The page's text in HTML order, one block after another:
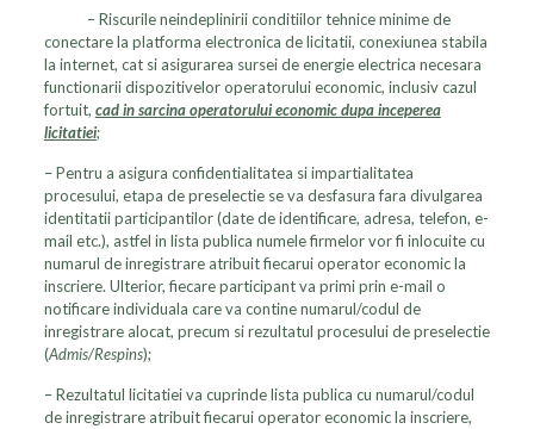
– Riscurile neindeplinirii conditiilor tehnice minime de
conectare la platforma electronica de licitatii, conexiunea stabila
la internet, cat si asigurarea sursei de energie electrica necesara
functionarii dispozitivelor operatorului economic, inclusiv cazul
fortuit, cad in sarcina operatorului economic dupa inceperea
licitatiei;
– Pentru a asigura confidentialitatea si impartialitatea
procesului, etapa de preselectie se va desfasura fara divulgarea
identitatii participantilor (date de identificare, adresa, telefon, e-
mail etc.), astfel in lista publica numele firmelor vor fi inlocuite cu
numarul de inregistrare atribuit fiecarui operator economic la
inscriere. Ulterior, fiecare participant va primi prin e-mail o
notificare individuala care va contine numarul/codul de
inregistrare alocat, precum si rezultatul procesului de preselectie
(Admis/Respins);
– Rezultatul licitatiei va cuprinde lista publica cu numarul/codul
de inregistrare atribuit fiecarui operator economic la inscriere,